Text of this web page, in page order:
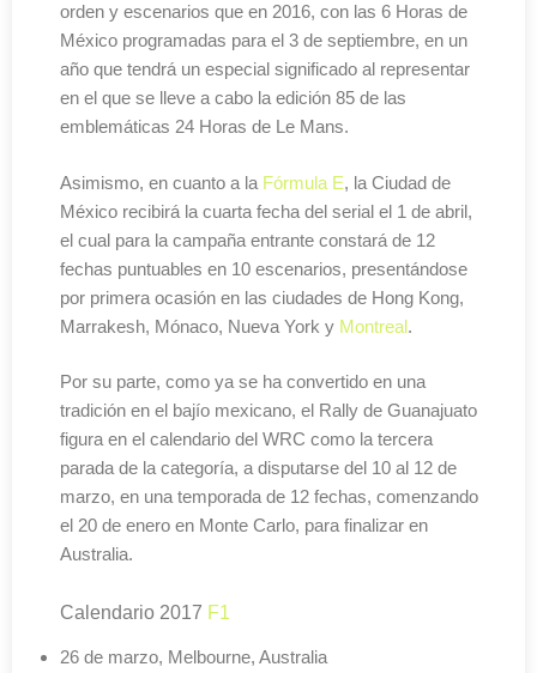
orden y escenarios que en 2016, con las 6 Horas de
México programadas para el 3 de septiembre, en un
año que tendrá un especial significado al representar
en el que se lleve a cabo la edición 85 de las
emblemáticas 24 Horas de Le Mans.
Asimismo, en cuanto a la Fórmula E, la Ciudad de
México recibirá la cuarta fecha del serial el 1 de abril,
el cual para la campaña entrante constará de 12
fechas puntuables en 10 escenarios, presentándose
por primera ocasión en las ciudades de Hong Kong,
Marrakesh, Mónaco, Nueva York y Montreal.
Por su parte, como ya se ha convertido en una
tradición en el bajío mexicano, el Rally de Guanajuato
figura en el calendario del WRC como la tercera
parada de la categoría, a disputarse del 10 al 12 de
marzo, en una temporada de 12 fechas, comenzando
el 20 de enero en Monte Carlo, para finalizar en
Australia.
Calendario 2017 F1
26 de marzo, Melbourne, Australia